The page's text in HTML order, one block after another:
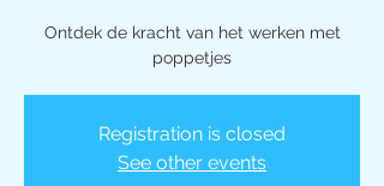
Ontdek de kracht van het werken met
poppetjes
Registration is closed
See other events